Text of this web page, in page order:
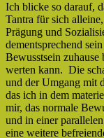
Ich blicke so darauf,
Tantra für sich
Prägung und
dementsprechend
Bewusstsein zuhause
werten kann. Die
und der Umgang mit
das ich in dem
mir, das normale
und in einer
eine weitere